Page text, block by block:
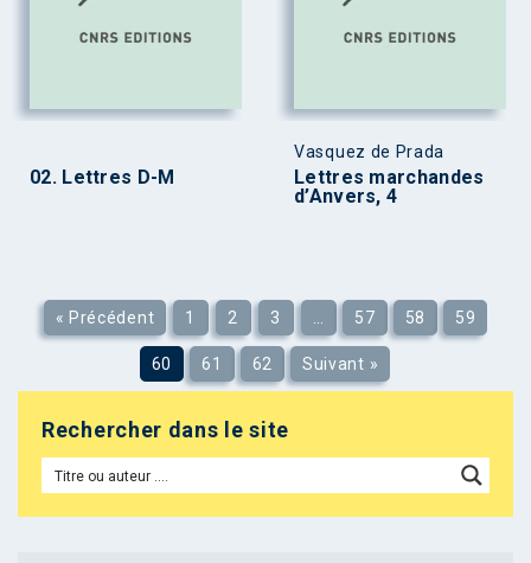
02. Lettres D-M
Vasquez de Prada
Lettres marchandes
d’Anvers, 4
« Précédent 1 2 3 57 58 59
60 61 62 Suivant »
Rechercher dans le site